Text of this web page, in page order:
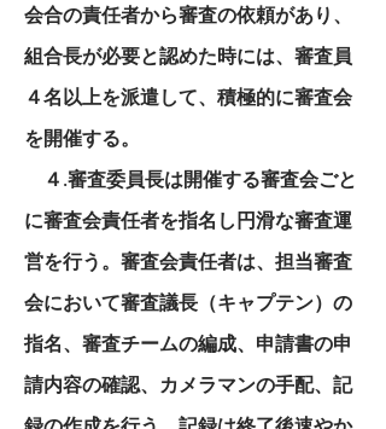
会合の責任者から審査の依頼があり、
組合長が必要と認めた時には、審査員
４名以上を派遣して、積極的に審査会
を開催する。
４.審査委員長は開催する審査会ごと
に審査会責任者を指名し円滑な審査運
営を行う。審査会責任者は、担当審査
会において審査議長（キャプテン）の
指名、審査チームの編成、申請書の申
請内容の確認、カメラマンの手配、記